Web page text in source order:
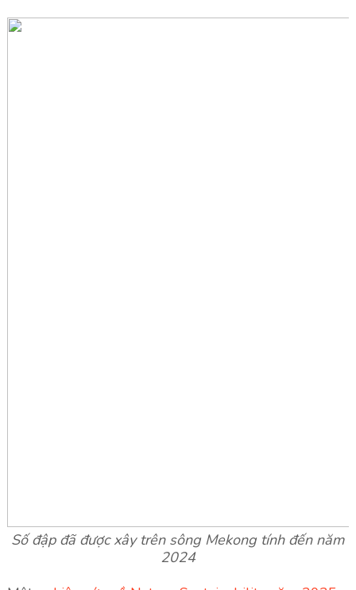
Số đập đã được xây trên sông Mekong tính đến năm
2024